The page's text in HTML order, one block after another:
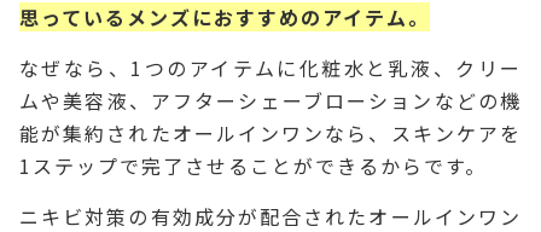
思っているメンズにおすすめのアイテム。
なぜなら、1つのアイテムに化粧水と乳液、クリー
ムや美容液、アフターシェーブローションなどの機
能が集約されたオールインワンなら、スキンケアを
1ステップで完了させることができるからです。
ニキビ対策の有効成分が配合されたオールインワン